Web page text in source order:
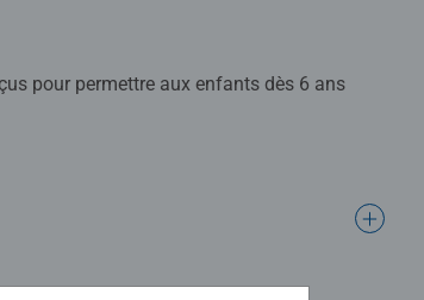
pour permettre aux enfants dès 6 ans
ans, Ravensburger crée des puzzles de